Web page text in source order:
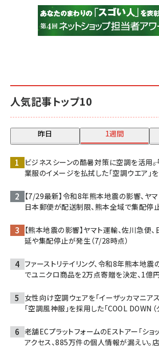
人気記事トップ10
昨日 1週間
ビジネスシーンの酷暑対策に空調を活用――
業服のイメージを払拭した「空調ウエア」
【7/29最新】令和8年熊本地震の影響、ヤマ
日本郵便が配送制限、熊本全域で集配停
【熊本地震の影響】ヤマト運輸、佐川急便
延や集配停止が発生（7/28時点）
ファーストリテイリング、令和8年熊本地
でユニクロ商品を2万点寄贈を決定、1億
女性向け空調ウェアを「イーザッカマニア
「空調風神服」を採用した「COOL DOWN（
老舗ECプラットフォームのEストアー「ショ
アクセス、885万件の個人情報が漏えい。